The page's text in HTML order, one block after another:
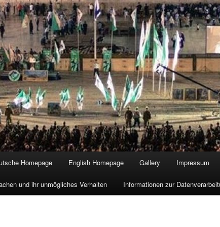
Homepage English Homepage Gallery Impressum
und ihr unmögliches Verhalten Informationen zur